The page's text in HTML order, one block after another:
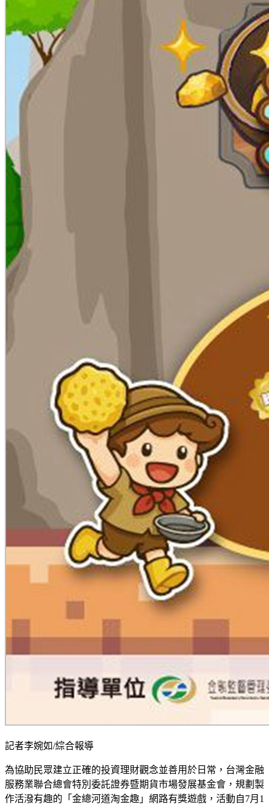
記者李婉如/綜合報導
為協助民眾建立正確的投資理財觀念並善用於日常，台灣金融
服務業聯合總會特別委託證券暨期貨市場發展基金會，規劃製
作活潑有趣的「金總河道淘金趣」網路有獎遊戲，活動自7月1